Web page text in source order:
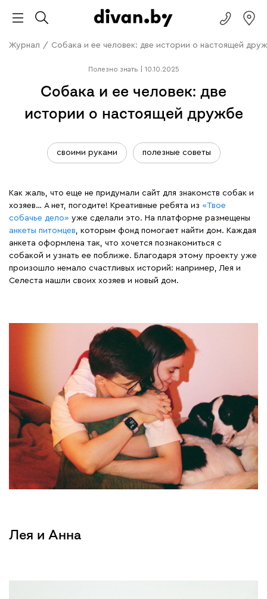
Журнал / Собака и ее человек: две истории о настоящей
Полезно знать 10.10.2025
Собака и ее человек: две
истории о настоящей дружбе
своими руками полезные советы
Как жаль, что еще не придумали сайт для знакомств собак и
хозяев… А нет, погодите! Креативные ребята из «Твое
собачье дело» уже сделали это. На платформе размещены
анкеты питомцев, которым фонд помогает найти дом. Каждая
анкета оформлена так, что хочется познакомиться с
собакой и узнать ее поближе. Благодаря этому проекту уже
произошло немало счастливых историй: например, Лея и
Селеста нашли своих хозяев и новый дом.
Лея и Анна